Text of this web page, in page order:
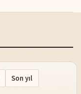
Son yıl